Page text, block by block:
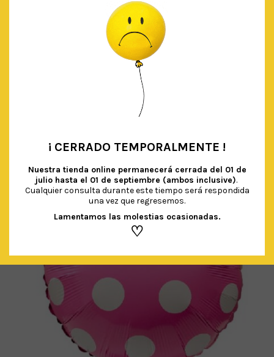
VELAS LETRAS ‘#YOU’RE OLD’
4.90 IVA Incluido
AÑADIR AL CARRITO
¡ CERRADO TEMPORALMENTE !
Nuestra tienda online permanecerá cerrada del 01 de
julio hasta el 01 de septiembre (ambos inclusive).
Cualquier consulta durante este tiempo será respondida
una vez que regresemos.
Lamentamos las molestias ocasionadas.
♡